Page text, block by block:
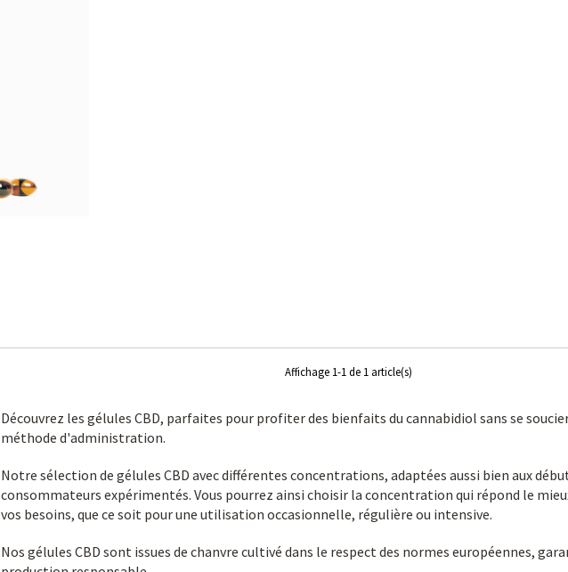
Affichage 1-1 de 1 article(s)
Découvrez les gélules CBD, parfaites pour profiter des bienfaits du cannabidiol sans se
méthode d'administration.
Notre sélection de gélules CBD avec différentes concentrations, adaptées aussi bien aux
consommateurs expérimentés. Vous pourrez ainsi choisir la concentration qui répond le
vos besoins, que ce soit pour une utilisation occasionnelle, régulière ou intensive.
Nos gélules CBD sont issues de chanvre cultivé dans le respect des normes européennes,